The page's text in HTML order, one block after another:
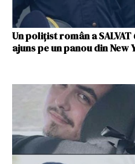
Un polițist român a
ajuns pe un panou din New